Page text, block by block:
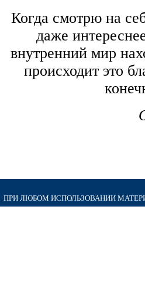
Когда смотрю на
даже
внутренний мир
происходит это
ПРИ ЛЮБОМ ИСПОЛЬЗОВАНИИ